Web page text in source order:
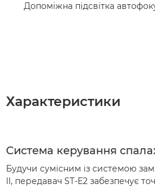
Допоміжна підсвітка
Характеристики
Система керування
Будучи сумісним із системою
II, передавач ST-E2 забезпечує